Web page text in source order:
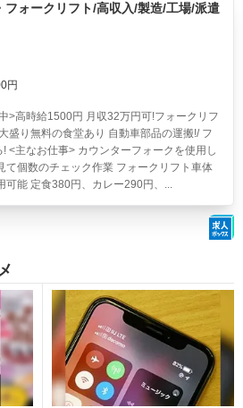
フォークリフト/高収入/製造/工場/派遣
円
>高時給1500円 月収32万円可!フォークリフ
盛り無料の食堂あり 自動車部品の運搬!/ フ
<主なお仕事> カウンターフォークを使用し
て個数のチェック作業 フォークリフト車体
可能 定食380円、カレー290円、...